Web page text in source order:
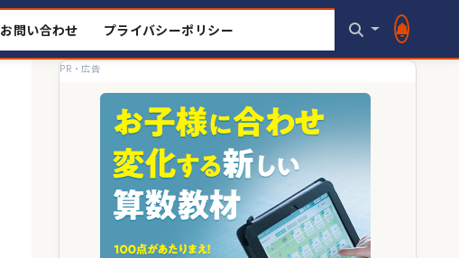
お問い合わせ プライバシーポリシー
PR・広告